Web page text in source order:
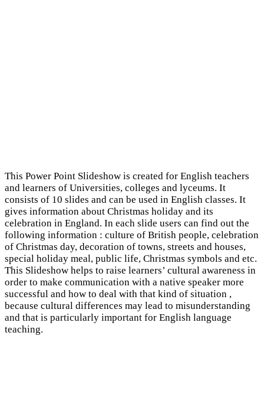
This Power Point Slideshow is created for English teachers
and learners of Universities, colleges and lyceums. It
consists of 10 slides and can be used in English classes. It
gives information about Christmas holiday and its
celebration in England. In each slide users can find out the
following information : culture of British people, celebration
of Christmas day, decoration of towns, streets and houses,
special holiday meal, public life, Christmas symbols and etc.
This Slideshow helps to raise learners’ cultural awareness in
order to make communication with a native speaker more
successful and how to deal with that kind of situation ,
because cultural differences may lead to misunderstanding
and that is particularly important for English language
teaching.